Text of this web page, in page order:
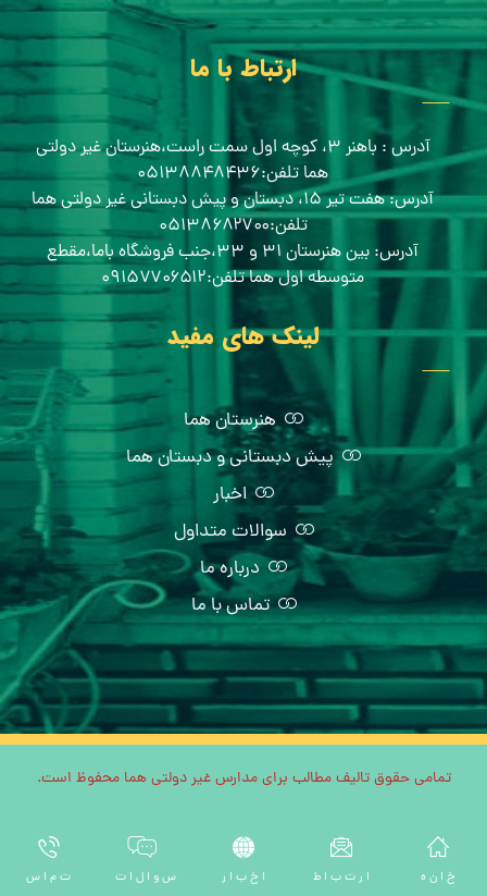
ارتباط با ما
آدرس : باهنر ۳، کوچه اول سمت راست،هنرستان غیر دولتی
هما تلفن:۰۵۱۳۸۸۴۸۴۳۶
آدرس: هفت تیر ۱۵، دبستان و پیش دبستانی غیر دولتی هما
تلفن:۰۵۱۳۸۶۸۲۷۰۰
آدرس: بین هنرستان ۳۱ و ۳۳،جنب فروشگاه باما،مقطع
متوسطه اول هما تلفن:۰۹۱۵۷۷۰۶۵۱۲
لینک های مفید
هنرستان هما
پیش دبستانی و دبستان هما
اخبار
سوالات متداول
درباره ما
تماس با ما
تمامی حقوق تالیف مطالب برای مدارس غیر دولتی هما محفوظ است.
خ ا ن ه ا ر ت ب ا ط ا خ ب ا ر س و ا ل ا ت ت م ا س